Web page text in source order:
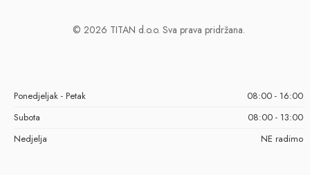
© 2026 TITAN d.o.o. Sva prava pridržana.
Ponedjeljak - Petak
08:00 - 16:00
Subota
08:00 - 13:00
Nedjelja
NE radimo